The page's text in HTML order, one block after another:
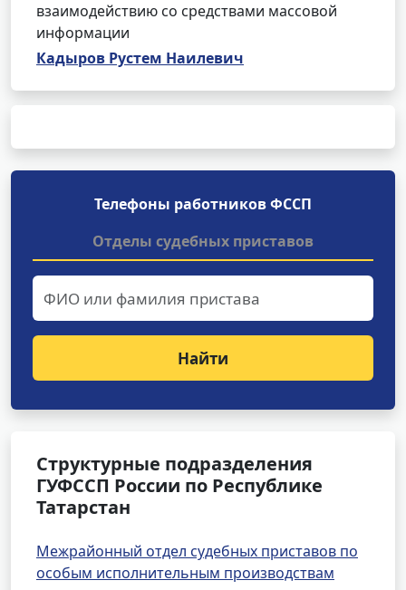
взаимодействию со средствами массовой
информации
Кадыров Рустем Наилевич
Телефоны работников ФССП
Отделы судебных приставов
Найти
Структурные подразделения
ГУФССП России по Республике
Татарстан
Межрайонный отдел судебных приставов по
особым исполнительным производствам